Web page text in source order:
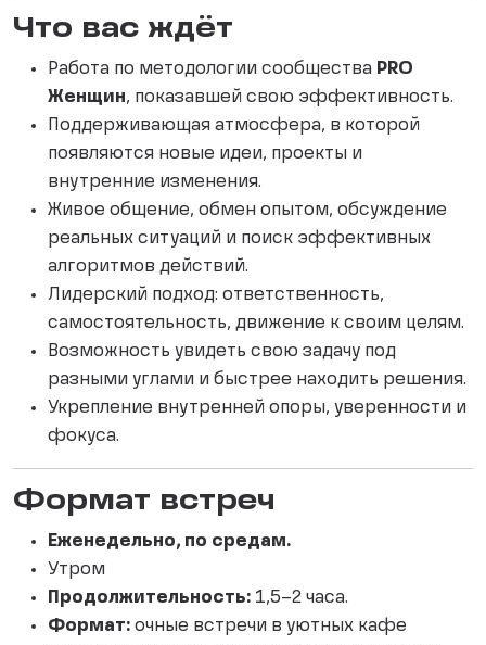
Что вас ждёт
Работа по методологии сообщества PRO
Женщин, показавшей свою эффективность.
Поддерживающая атмосфера, в которой
появляются новые идеи, проекты и
внутренние изменения.
Живое общение, обмен опытом, обсуждение
реальных ситуаций и поиск эффективных
алгоритмов действий.
Лидерский подход: ответственность,
самостоятельность, движение к своим целям.
Возможность увидеть свою задачу под
разными углами и быстрее находить решения.
Укрепление внутренней опоры, уверенности и
фокуса.
Формат встреч
Еженедельно, по средам.
Утром
Продолжительность: 1,5–2 часа.
Формат: очные встречи в уютных кафе